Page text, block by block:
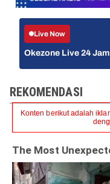
Live Now
Okezone Live 24 Jam